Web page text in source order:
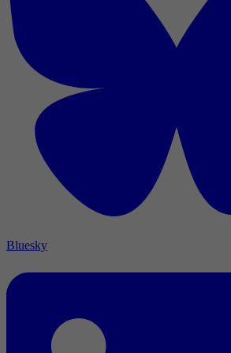
Bluesky